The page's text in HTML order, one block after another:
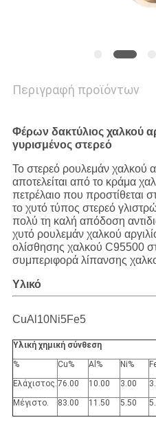
ΕΙΔΉΣΕΙΣ
ΥΠΟΘΈΣΕΙΣ
SITEMAP
PRIVACY
POLICY
Περιγραφή προϊόντων
Φέρων δακτύλιος χαλκού
γυρισμένος στερεό
Το στερεό ρουλεμάν χαλκού
αποτελείται από το κράμα
πετρέλαιο που προστίθεται
το χυτό τύπος στερεό
πολύ τη καλή απόδοση
χυτό ρουλεμάν χαλκού
ολίσθησης χαλκού C95500
συμπεριφορά λίπανσης
Υλικό
CuAl10Ni5Fe5
Υλική χημική σύνθεση
%
Cu% Al% Ni%
Ελάχιστος.76.00 10.00 3.00
Μέγιστο.
83.00 11.50 5.50